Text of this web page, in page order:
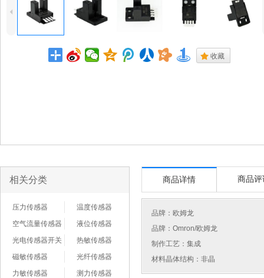
4
. 收藏
相关分类
压力传感器
温度传感器
空气流量传感器
液位传感器
光电传感器开关
热敏传感器
磁敏传感器
光纤传感器
力敏传感器
测力传感器
商品详情 商品评
品牌： 欧姆龙
品牌：Omron/欧姆龙
制作工艺：集成
材料晶体结构：非晶